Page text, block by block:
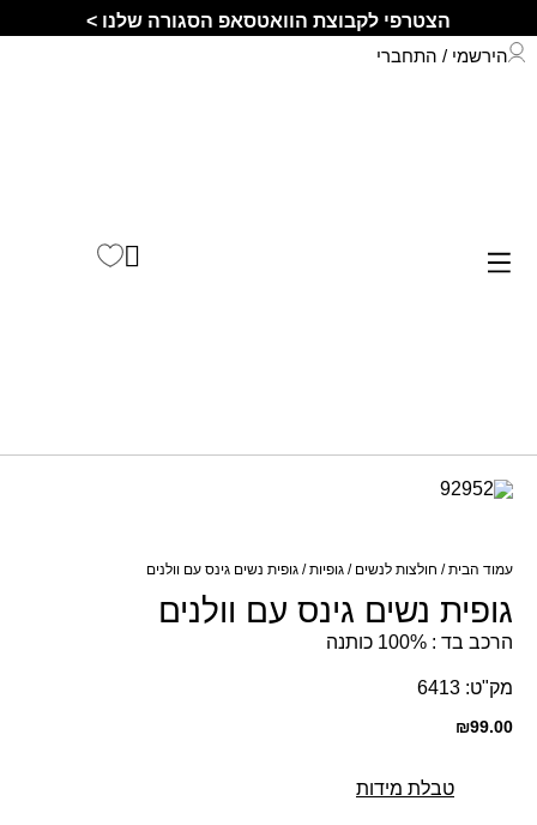
הצטרפי לקבוצת הוואטסאפ הסגורה שלנו >
הירשמי / התחברי
עמוד הבית/ חולצות לנשים / גופיות/ גופית נשים גינס עם וולנים
גופית נשים גינס עם וולנים
הרכב בד : 100% כותנה
מק"ט: 6413
₪99.00
טבלת מידות